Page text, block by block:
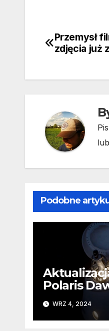
Przemysł
zdjęcia już
Podobne
Polaris
wystartuje
WRZ 4, 2024